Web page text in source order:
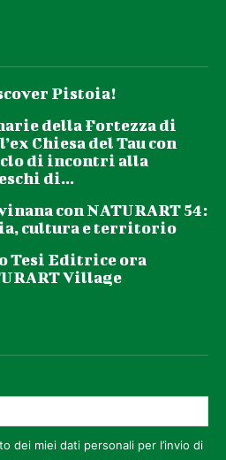
Pistoia!
della Fortezza di
Chiesa del Tau con
di incontri alla
di...
con NATURART 54:
cultura e territorio
Tesi Editrice ora
Village
dei miei dati personali per l’invio di